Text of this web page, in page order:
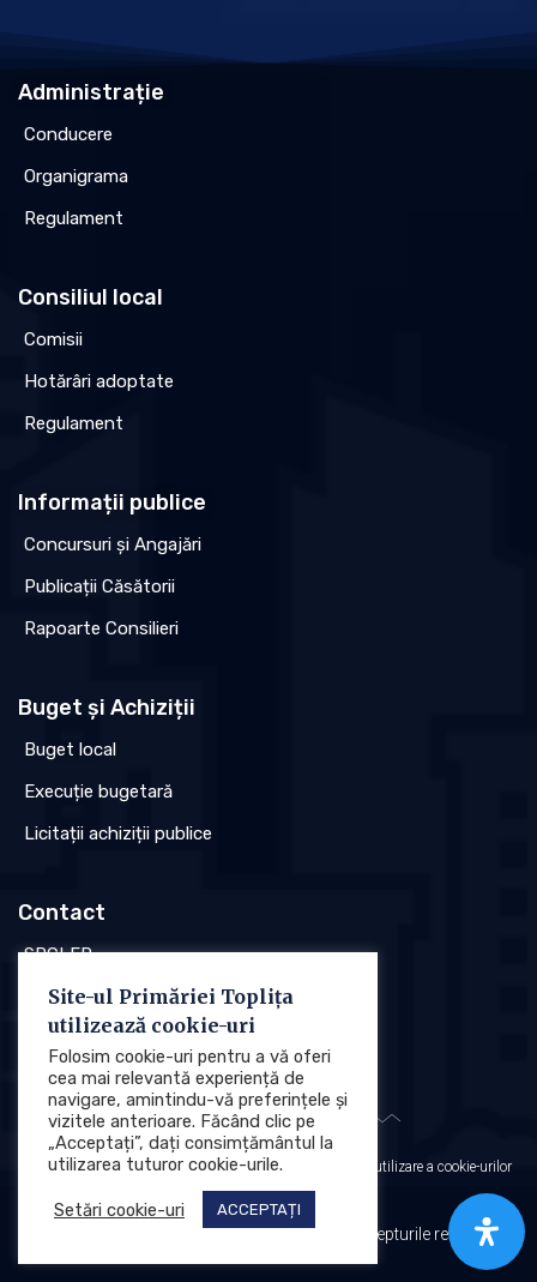
Administrație
Conducere
Organigrama
Regulament
Consiliul local
Comisii
Hotărâri adoptate
Regulament
Informații publice
Concursuri și Angajări
Publicații Căsătorii
Rapoarte Consilieri
Buget și Achiziții
Buget local
Execuție bugetară
Licitații achiziții publice
Contact
SPCLEP
Stare civilă
Poliția locală
Protecția datelor cu caracter personal (GDPR) Politica de utilizare a cookie-urilor
Primăria Municipiului Toplița © 2025. Toate drepturile rezervate.
Site-ul Primăriei Toplița
utilizează cookie-uri
Folosim cookie-uri pentru a vă oferi
cea mai relevantă experiență de
navigare, amintindu-vă preferințele și
vizitele anterioare. Făcând clic pe
„Acceptați”, dați consimțământul la
utilizarea tuturor cookie-urile.
Setări cookie-uri ACCEPTAȚI